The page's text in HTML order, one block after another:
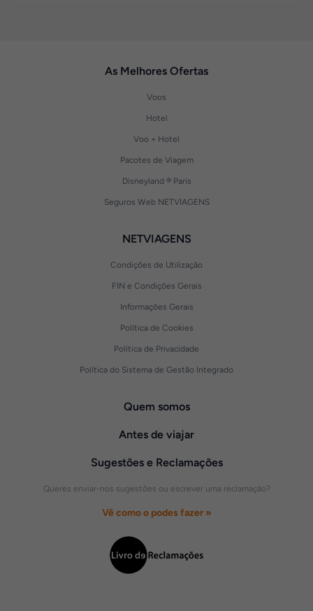
As Melhores Ofertas
Voos
Hotel
Voo + Hotel
Pacotes de Viagem
Disneyland ® Paris
Seguros Web NETVIAGENS
NETVIAGENS
Condições de Utilização
FIN e Condições Gerais
Informações Gerais
Política de Cookies
Política de Privacidade
Política do Sistema de Gestão Integrado
Quem somos
Antes de viajar
Sugestões e Reclamações
Queres enviar-nos sugestões ou escrever uma reclamação?
Vê como o podes fazer »